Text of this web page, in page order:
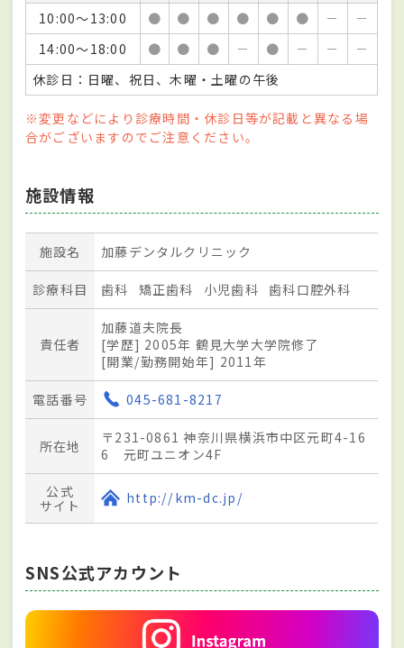
10:00～13:00
● ● ● ● ● ● －
－
14:00～18:00
● ● ● － ● － －
－
休診日：日曜、祝日、木曜・土曜の午後
※変更などにより診療時間・休診日等が記載と異なる場
合がございますのでご注意ください。
施設情報
施設名 加藤デンタルクリニック
診療科目 歯科 矯正歯科 小児歯科 歯科口腔外科
責任者
加藤道夫院長
[学歴] 2005年 鶴見大学大学院修了
[開業/勤務開始年] 2011年
電話番号 045-681-8217
所在地
〒231-0861 神奈川県横浜市中区元町4-16
6 元町ユニオン4F
公式
サイト
http://km-dc.jp/
SNS公式アカウント